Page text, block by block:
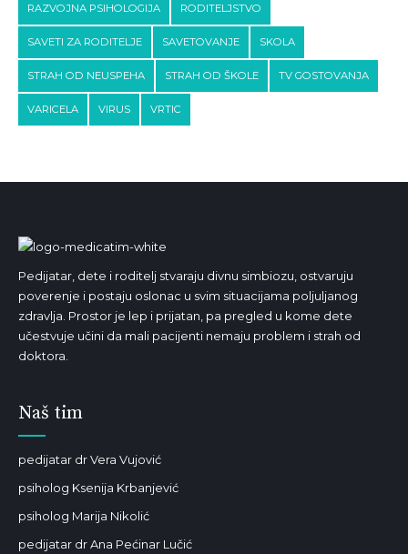
RAZVOJNA PSIHOLOGIJA RODITELJSTVO
SAVETI ZA RODITELJE SAVETOVANJE SKOLA
STRAH OD NEUSPEHA STRAH OD ŠKOLE TV GOSTOVANJA
VARICELA VIRUS VRTIC
Pedijatar, dete i roditelj stvaraju divnu simbiozu, ostvaruju
poverenje i postaju oslonac u svim situacijama poljuljanog
zdravlja. Prostor je lep i prijatan, pa pregled u kome dete
učestvuje učini da mali pacijenti nemaju problem i strah od
doktora.
Naš tim
pedijatar dr Vera Vujović
psiholog Ksenija Krbanjević
psiholog Marija Nikolić
pedijatar dr Ana Pećinar Lučić